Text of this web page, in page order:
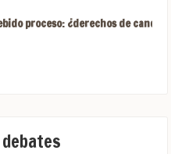
proceso: ¿derechos de